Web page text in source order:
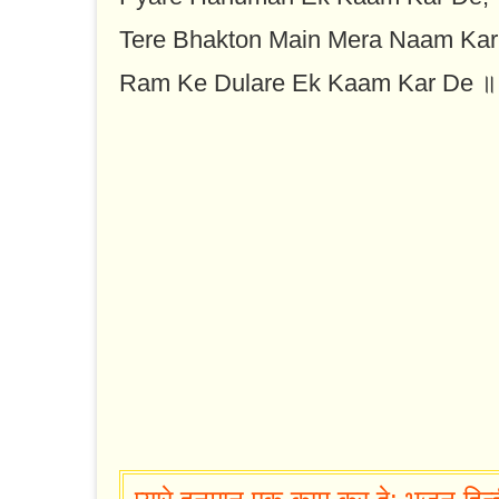
Tere Bhakton Main Mera Naam
Ram Ke Dulare Ek Kaam Kar De ॥